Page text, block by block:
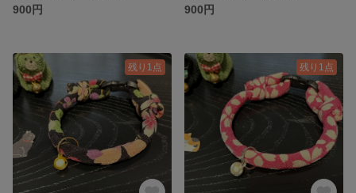
900円
900円
残り1点 残り1点